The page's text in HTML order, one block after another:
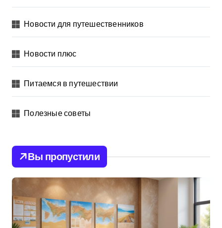
Новости для путешественников
Новости плюс
Питаемся в путешествии
Полезные советы
Вы пропустили